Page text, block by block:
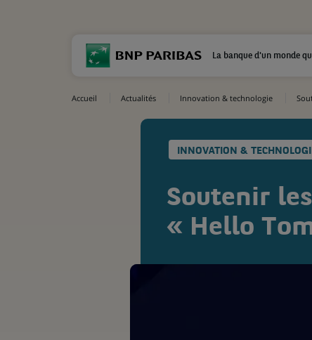
La banque d'un monde
Accueil Actualités Innovation & technologie
INNOVATION &
Soutenir
« Hello